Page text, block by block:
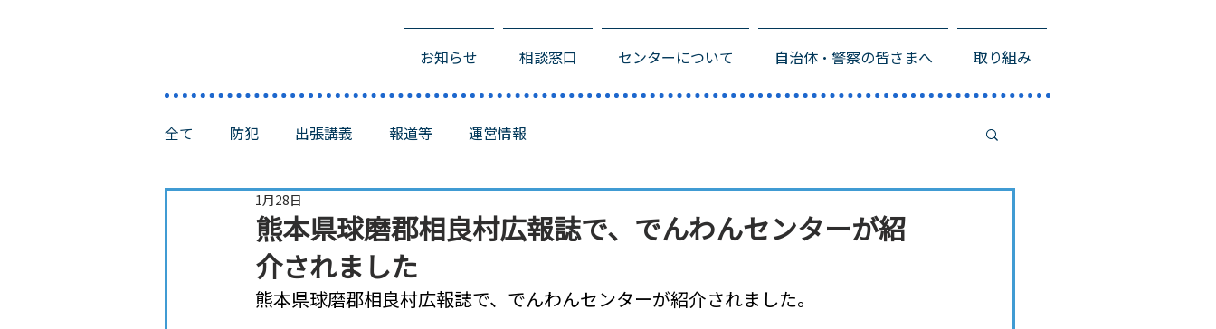
お知らせ 相談窓口 センターについて 自治体・警察の皆さまへ 取り組み
全て 防犯 出張講義 報道等 運営情報
熊本県球磨郡相良村広報誌で、でんわんセンターが紹
介されました
1月28日
熊本県球磨郡相良村広報誌で、でんわんセンターが紹介されました。